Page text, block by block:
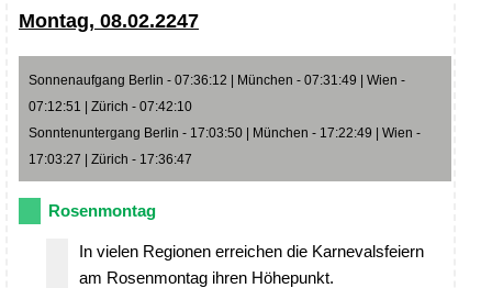
Montag, 08.02.2247
Sonnenaufgang Berlin - 07:36:12 | München - 07:31:49 | Wien -
07:12:51 | Zürich - 07:42:10
Sonntenuntergang Berlin - 17:03:50 | München - 17:22:49 | Wien -
17:03:27 | Zürich - 17:36:47
Rosenmontag
In vielen Regionen erreichen die Karnevalsfeiern
am Rosenmontag ihren Höhepunkt.